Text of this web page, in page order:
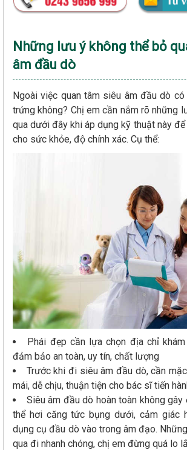
Những lưu ý không thể bỏ
âm đầu dò
Ngoài việc quan tâm siêu âm đầu dò
trứng không? Chị em cần nắm rõ những
qua dưới đây khi áp dụng kỹ thuật này
cho sức khỏe, độ chính xác. Cụ thể:
Phái đẹp cần lựa chọn địa chỉ
đảm bảo an toàn, uy tín, chất lượng
Trước khi đi siêu âm đầu dò, cần
mái, dễ chịu, thuận tiện cho bác sĩ tiến
Siêu âm đầu dò hoàn toàn không gây
thể hơi căng tức bụng dưới, cảm giác
dụng cụ đầu dò vào trong âm đạo.
qua đi nhanh chóng, chị em đừng quá lo